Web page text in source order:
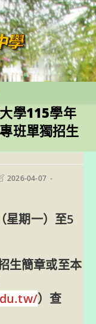
學115學年
班單獨招生
2026-04-07
星期一）至5
生簡章或至本
）查